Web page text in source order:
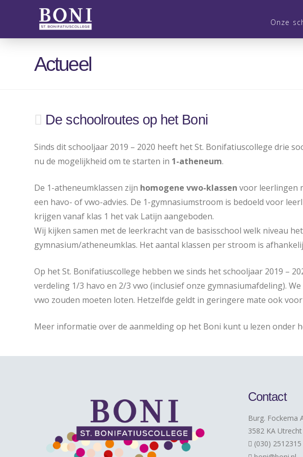
Onze
Actueel
De schoolroutes op het Boni
Sinds dit schooljaar 2019 – 2020 heeft het St. Bonifatiuscollege drie
nu de mogelijkheid om te starten in 1-atheneum.
De 1-atheneumklassen zijn homogene vwo-klassen voor leerlingen
een havo- of vwo-advies. De 1-gymnasiumstroom is bedoeld voor
krijgen vanaf klas 1 het vak Latijn aangeboden.
Wij kijken samen met de leerkracht van de basisschool welk niveau
gymnasium/atheneumklas. Het aantal klassen per stroom is
Op het St. Bonifatiuscollege hebben we sinds het schooljaar 2019 –
verdeling 1/3 havo en 2/3 vwo (inclusief onze gymnasiumafdeling).
vwo zouden moeten loten. Hetzelfde geldt in geringere mate ook
Meer informatie over de aanmelding op het Boni kunt u lezen onder
Contact
Burg. Fockema
3582 KA Utrecht
(030) 2512315